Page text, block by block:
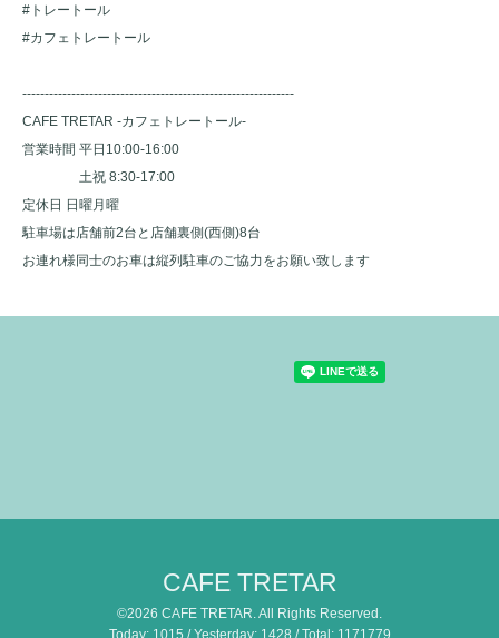
#トレートール
#カフェトレートール
-------------------------------------------------------------
CAFE TRETAR -カフェトレートール-
営業時間 平日10:00-16:00
土祝 8:30-17:00
定休日 日曜月曜
駐車場は店舗前2台と店舗裏側(西側)8台
お連れ様同士のお車は縦列駐車のご協力をお願い致します
CAFE TRETAR
©2026 CAFE TRETAR. All Rights Reserved.
Today: 1015 / Yesterday: 1428 / Total: 1171779